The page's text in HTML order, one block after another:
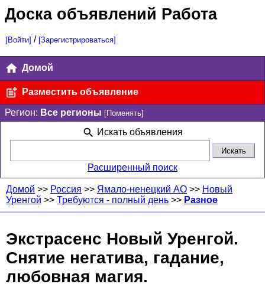
Доска объявлений Работа
[Войти] / [Зарегистрироваться]
Домой
Разместить объявление
Регион: Все регионы [Поменять]
Искать объявления
Расширенный поиск
Домой >> Россия >> Ямало-ненецкий AO >> Новый
Уренгой >> Требуются - полный день >> Разное
Экстрасенс Новый Уренгой.
Снятие негатива, гадание,
любовная магия.